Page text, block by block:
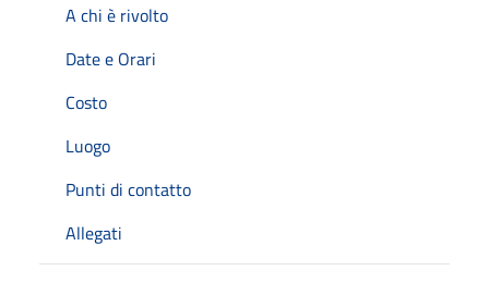
A chi è rivolto
Date e Orari
Costo
Luogo
Punti di contatto
Allegati